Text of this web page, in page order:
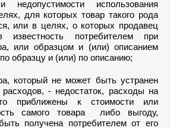
недопустимости использования
для которых товар такого рода
или в целях, о которых продавец
потребителем при
или образцом и (или) описанием
образцу и (или) по описанию;
который не может быть устранен
- недостаток, расходы на
приближены к стоимости или
самого товара либо выгоду,
получена потребителем от его